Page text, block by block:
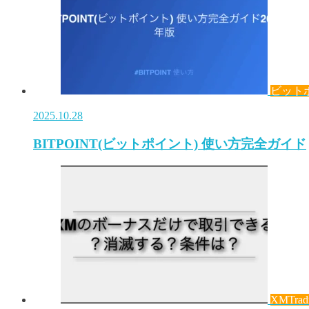
ビット
2025.10.28
BITPOINT(ビットポイント) 使い方完全ガイド